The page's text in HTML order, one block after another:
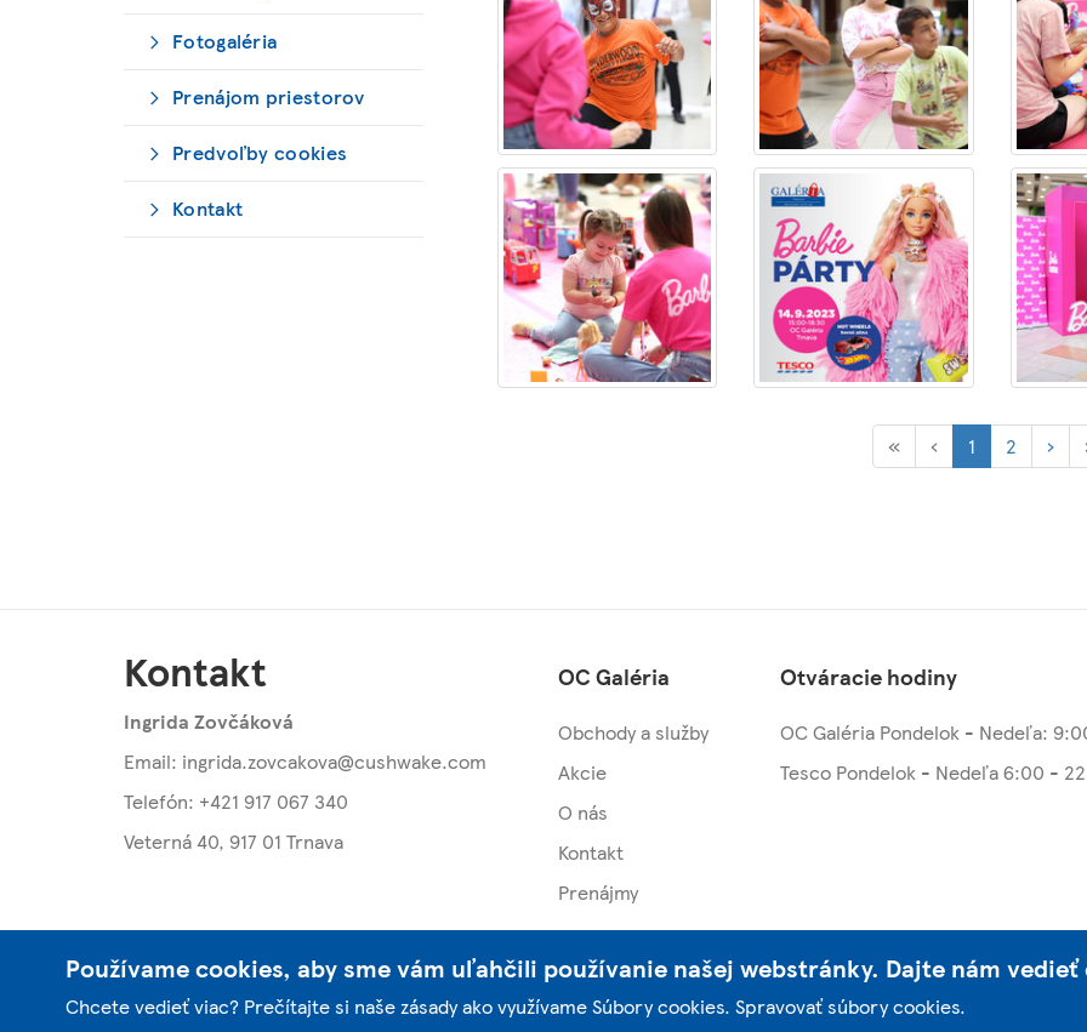
Fotogaléria
Prenájom priestorov
Predvoľby cookies
Kontakt
« ‹ 1 (current)
2 ›
Kontakt
Ingrida Zovčáková
Email: ingrida.zovcakova@cushwake.com
Telefón: +421 917 067 340
Veterná 40, 917 01 Trnava
OC Galéria
Obchody a služby
Akcie
O nás
Kontakt
Prenájmy
Otváracie hodiny
OC Galéria Pondelok - Nedeľa:
Tesco Pondelok - Nedeľa 6:00 -
Používame cookies, aby sme vám uľahčili používanie našej webstránky. Dajte nám
Chcete vedieť viac? Prečítajte si naše zásady ako využívame Súbory cookies. Spravovať súbory cookies.